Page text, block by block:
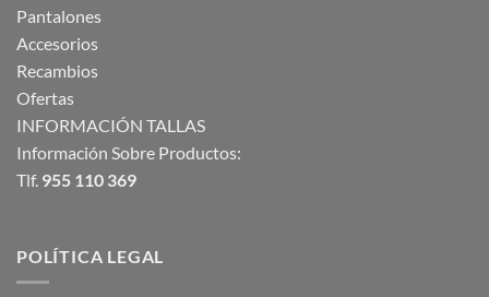
Pantalones
Accesorios
Recambios
Ofertas
INFORMACIÓN TALLAS
Información Sobre Productos:
Tlf. 955 110 369
POLÍTICA LEGAL